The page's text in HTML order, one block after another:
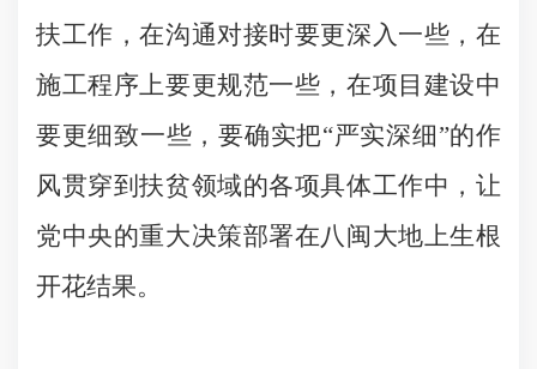
扶工作，在沟通对接时要更深入一些，在
施工程序上要更规范一些，在项目建设中
要更细致一些，要确实把“严实深细”的作
风贯穿到扶贫领域的各项具体工作中，让
党中央的重大决策部署在八闽大地上生根
开花结果。